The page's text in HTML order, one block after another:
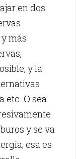
en dos
más
y la
etc. O sea
y se va
esa es